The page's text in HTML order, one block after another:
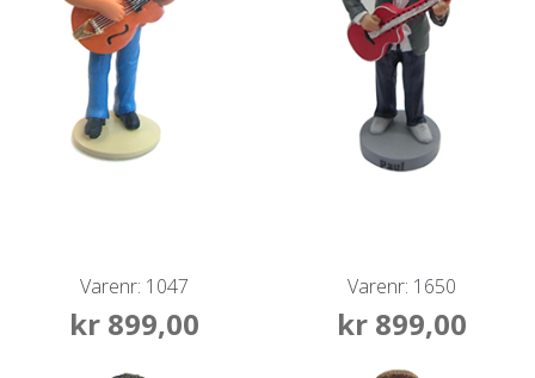
Varenr: 1047
kr899,00
Varenr: 1650
kr899,00